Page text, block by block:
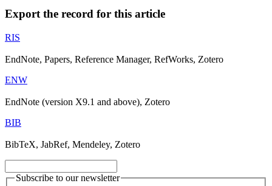
Export the record for this article
RIS
EndNote, Papers, Reference Manager, RefWorks, Zotero
ENW
EndNote (version X9.1 and above), Zotero
BIB
BibTeX, JabRef, Mendeley, Zotero
Subscribe to our newsletter